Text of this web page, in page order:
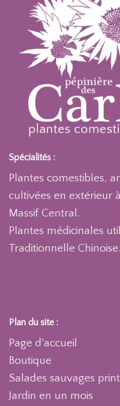
Spécialités :
Plantes comestibles,
cultivées en extérieur
Massif Central.
Plantes médicinales
Traditionnelle Chinoise.
Plan du site :
Page d'accueil
Boutique
Salades sauvages
Jardin en un mois